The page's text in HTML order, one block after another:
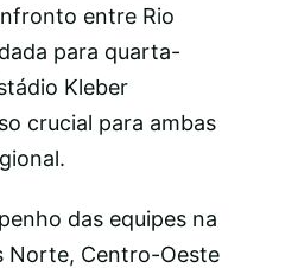
entre Rio
para quarta-
Kleber
crucial para ambas
das equipes na
Norte, Centro-Oeste